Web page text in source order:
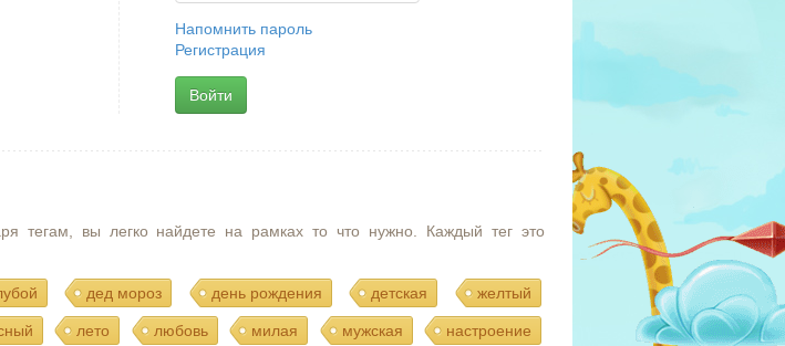
Напомнить пароль
Регистрация
Войти
тегам, вы легко найдете на рамках то что нужно. Каждый тег это
дед мороз день рождения детская желтый
лето любовь милая мужская настроение